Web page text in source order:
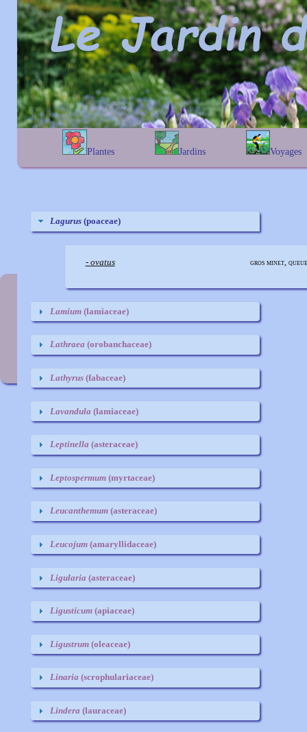
Plantes
A B C D
E
Q
U
V W X
Y
Jardins
alphabétique
Voyages
En Belgique
K
Lagurus (poaceae)
- ovatus gros minet,
Lamium (lamiaceae)
Lathraea (orobanchaceae)
Lathyrus(fabaceae)
Lavandula (lamiaceae)
Leptinella (asteraceae)
Leptospermum(myrtaceae)
Leucanthemum(asteraceae)
Leucojum(amaryllidaceae)
Ligularia (asteraceae)
Ligusticum(apiaceae)
Ligustrum(oleaceae)
Linaria (scrophulariaceae)
Lindera (lauraceae)